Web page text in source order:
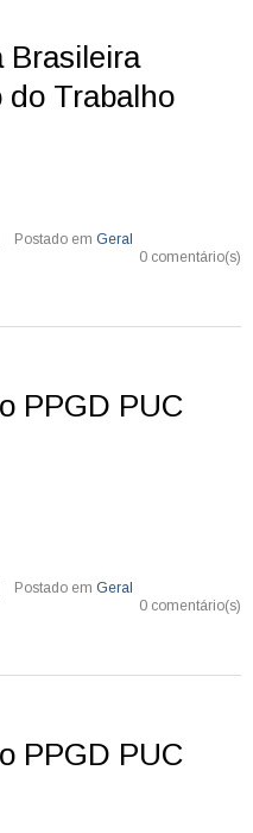
Brasileira
do Trabalho
Postado em Geral
0 comentário(s)
PPGD PUC
Postado em Geral
0 comentário(s)
PPGD PUC